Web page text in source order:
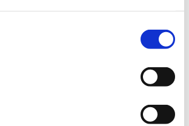
doel van cookies is om u tijd en moeite te
een webpagina aan uw
cookies de gekozen instellingen en
bezoekt, kunnen de eerder ingevoerde
opgehaald door de cookies, waardoor u